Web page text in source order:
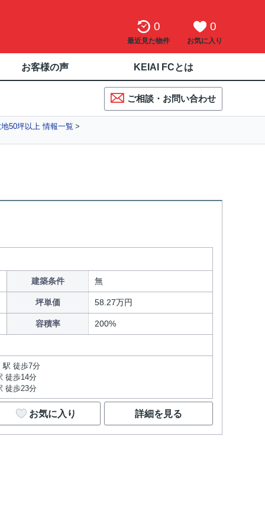
0
最近見た物件
0
お気に入り
お客様の声 KEIAI FCとは
ご相談・お問い合わせ
50坪以上 情報一覧
建築条件 無
坪単価 58.27万円
容積率 200%
駅 徒歩7分
徒歩14分
徒歩23分
お気に入り 詳細を見る